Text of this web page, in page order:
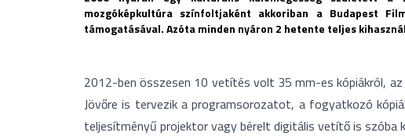
mozgóképkultúra színfoltjaként akkoriban a Budapest
támogatásával. Azóta minden nyáron 2 hetente teljes
2012-ben összesen 10 vetítés volt 35 mm-es kópiákról,
Jövőre is tervezik a programsorozatot, a fogyatkozó
teljesítményű projektor vagy bérelt digitális vetítő is szóba